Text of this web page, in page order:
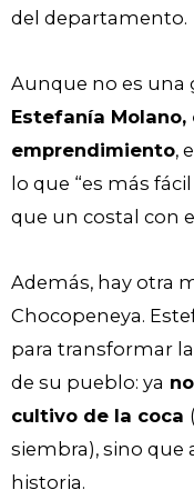
del departamento.
Aunque no es una
Estefanía
emprendimiento,
lo que “es más
que un costal con
Además, hay otra
Chocopeneya.
para transformar
de su pueblo: ya
cultivo de la coca
siembra), sino que
historia.